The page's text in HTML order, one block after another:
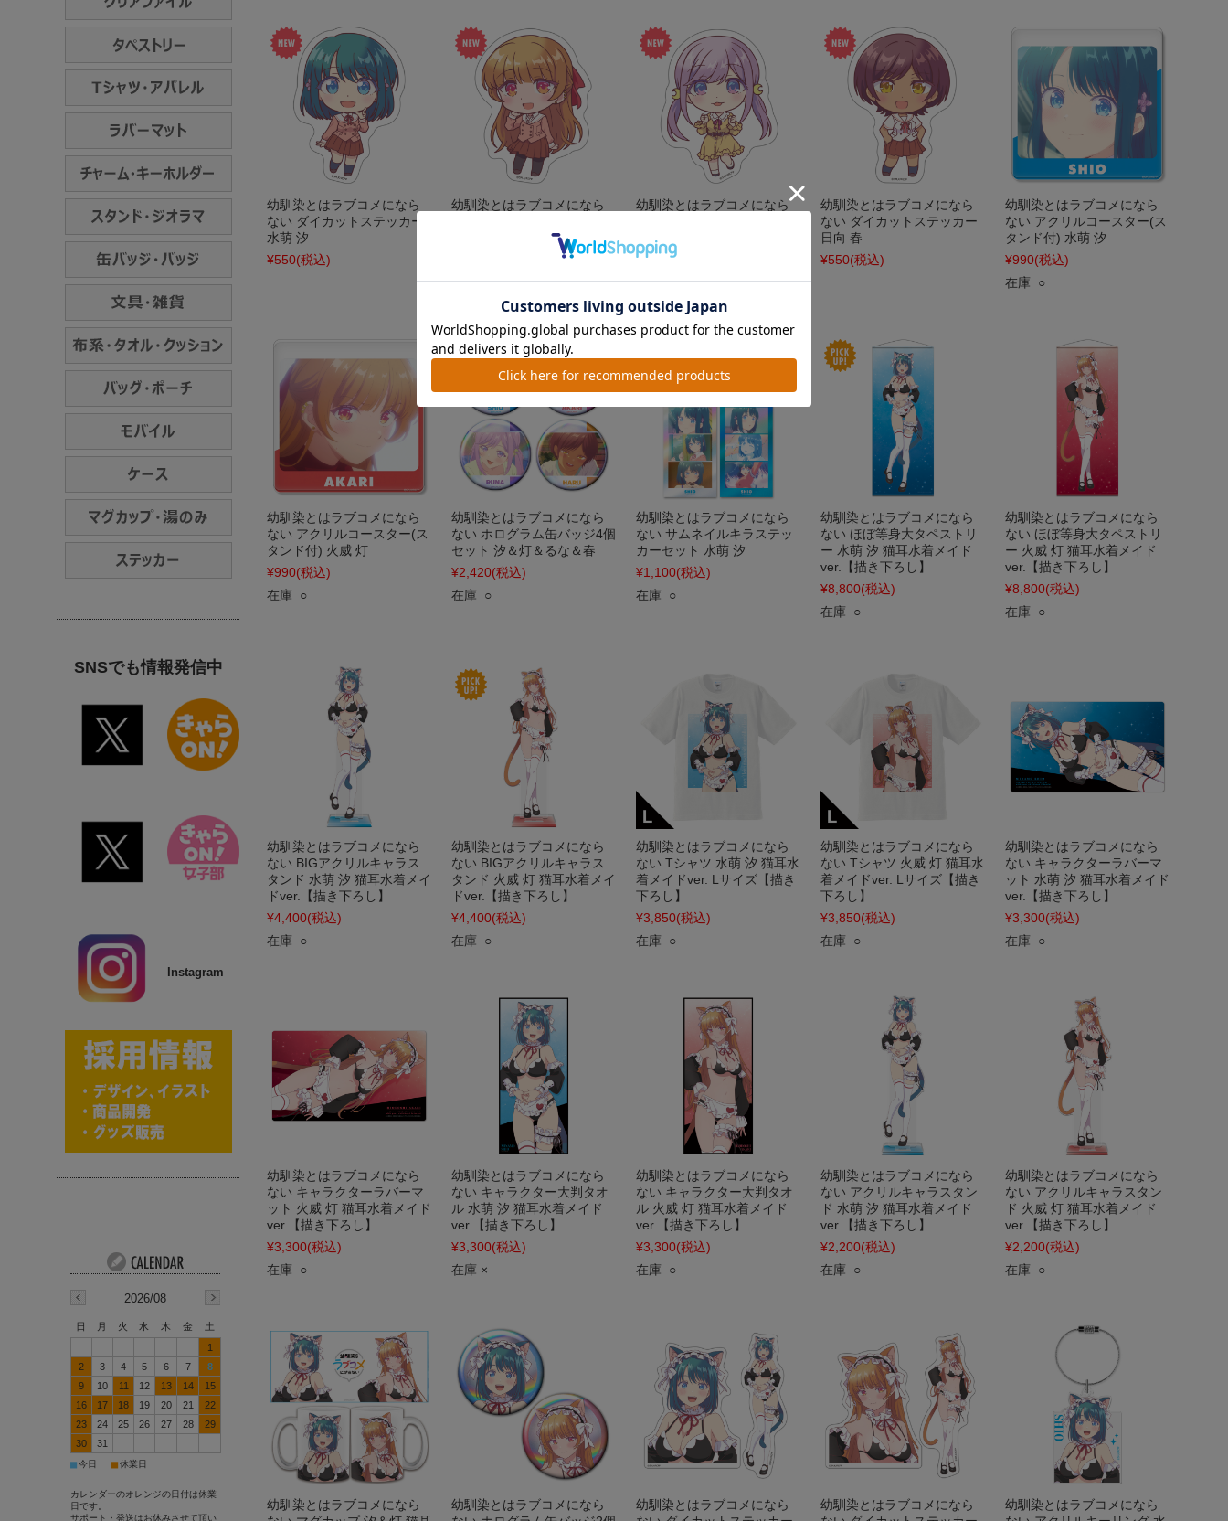
幼馴染とはラブコメになら
ない ダイカットステッカー
水萌 汐
¥550(税込)
幼馴染とはラブコメになら
幼馴染とはラブコメになら
月見 るな
¥550
(税込)
幼馴染とはラブコメになら
ない ダイカットステッカー
日向 春
¥550(税込)
幼馴染とはラブコメになら
ない アクリルコースター(ス
タンド付) 水萌 汐
¥990(税込)
在庫 ○
幼馴染とはラブコメになら
ない アクリルコースター(ス
タンド付) 火威 灯
¥990(税込)
在庫 ○
幼馴染とはラブコメになら
ない ホログラム缶バッジ4個
セット 汐＆灯＆るな＆春
¥2,420(税込)
在庫 ○
幼馴染とはラブコメになら
ない サムネイルキラステッ
カーセット 水萌 汐
¥1,100(税込)
在庫 ○
幼馴染とはラブコメになら
ない ほぼ等身大タペストリ
ー 水萌 汐 猫耳水着メイド
ver.【描き下ろし】
¥8,800(税込)
在庫 ○
幼馴染とはラブコメになら
ない ほぼ等身大タペストリ
ー 火威 灯 猫耳水着メイド
ver.【描き下ろし】
¥8,800(税込)
在庫 ○
幼馴染とはラブコメになら
ない BIGアクリルキャラス
タンド 水萌 汐 猫耳水着メイ
ドver.【描き下ろし】
¥4,400(税込)
在庫 ○
幼馴染とはラブコメになら
ない BIGアクリルキャラス
タンド 火威 灯 猫耳水着メイ
ドver.【描き下ろし】
¥4,400(税込)
在庫 ○
幼馴染とはラブコメになら
ない Tシャツ 水萌 汐 猫耳水
着メイドver. Lサイズ【描き
下ろし】
¥3,850(税込)
在庫 ○
幼馴染とはラブコメになら
ない Tシャツ 火威 灯 猫耳水
着メイドver. Lサイズ【描き
下ろし】
¥3,850(税込)
在庫 ○
幼馴染とはラブコメになら
ない キャラクターラバーマ
ット 水萌 汐 猫耳水着メイド
ver.【描き下ろし】
¥3,300(税込)
在庫 ○
幼馴染とはラブコメになら
ない キャラクターラバーマ
ット 火威 灯 猫耳水着メイド
ver.【描き下ろし】
¥3,300(税込)
在庫 ○
幼馴染とはラブコメになら
ない キャラクター大判タオ
ル 水萌 汐 猫耳水着メイド
ver.【描き下ろし】
¥3,300(税込)
在庫 ×
幼馴染とはラブコメになら
ない キャラクター大判タオ
ル 火威 灯 猫耳水着メイド
ver.【描き下ろし】
¥3,300(税込)
在庫 ○
幼馴染とはラブコメになら
ない アクリルキャラスタン
ド 水萌 汐 猫耳水着メイド
ver.【描き下ろし】
¥2,200(税込)
在庫 ○
幼馴染とはラブコメになら
ない アクリルキャラスタン
ド 火威 灯 猫耳水着メイド
ver.【描き下ろし】
¥2,200(税込)
在庫 ○
幼馴染とはラブコメになら
幼馴染とはラブコメになら
幼馴染とはラブコメになら
幼馴染とはラブコメになら
幼馴染とはラブコメになら
SNSでも情報発信中
Instagram
2026/08
日 月 火 水 木 金
土
1
2
3 4 5 6 7
8
9
10 11 12 13 14
15
16
17 18 19 20 21
22
23
24 25 26 27 28
29
30
31
■今日 ■休業日
カレンダーのオレンジの日付は休業
日です。
サポート・発送はお休みさせて頂い